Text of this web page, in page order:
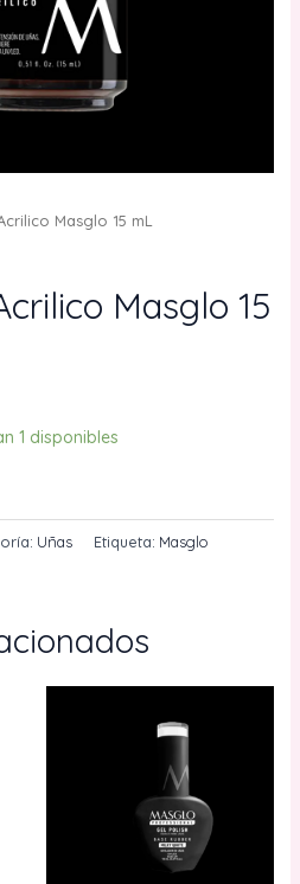
Masglo 15 mL
Masglo 15
1 disponibles
Uñas Etiqueta: Masglo